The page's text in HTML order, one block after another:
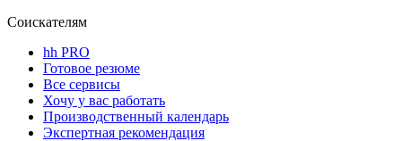
Соискателям
hh PRO
Готовое резюме
Все сервисы
Хочу у вас работать
Производственный календарь
Экспертная рекомендация